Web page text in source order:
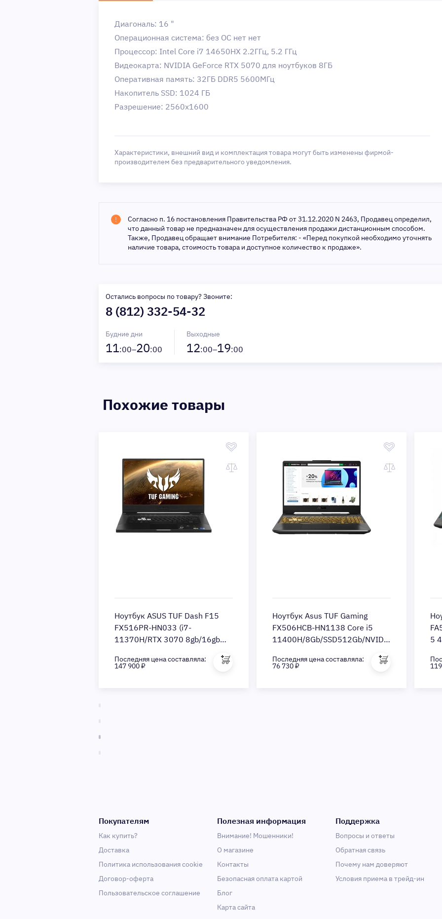
Диагональ: 16 "
Операционная система: без ОС нет нет
Процессор: Intel Core i7 14650HX 2.2ГГц, 5.2 ГГц
Видеокарта: NVIDIA GeForce RTX 5070 для ноутбуков 8ГБ
Оперативная память: 32ГБ DDR5 5600МГц
Накопитель SSD: 1024 ГБ
Разрешение: 2560x1600
Характеристики, внешний вид и комплектация товара могут быть изменены фирмой-
производителем без предварительного уведомления.
Согласно п. 16 постановления Правительства РФ от 31.12.2020 N 2463, Продавец определил,
что данный товар не предназначен для осуществления продажи дистанционным способом.
Также, Продавец обращает внимание Потребителя: - «Перед покупкой необходимо уточнять
наличие товара, стоимость товара и доступное количество к продаже».
Остались вопросы по товару? Звоните:
8 (812) 332-54-32
Будние дни
11:00–20:00
Выходные
12:00–19:00
Похожие товары
Ноутбук ASUS TUF Dash F15
FX516PR-HN033 (i7-
11370H/RTX 3070 8gb/16gb
IPS/DOS)
Последняя цена составляла:
147 900 ₽
Ноутбук Asus TUF Gaming
FX506HCB-HN1138 Core i5
11400H/8Gb/SSD512Gb/NVIDIA
4Gb/15.6/FHD
(1920x1080)/noOS/grey/WiFi/BT/Cam
Последняя цена составляла:
76 730 ₽
5
11
Покупателям
Как купить?
Доставка
Политика использования cookie
Договор-оферта
Пользовательское соглашение
Полезная информация
Внимание! Мошенники!
О магазине
Контакты
Безопасная оплата картой
Блог
Карта сайта
Поддержка
Вопросы и ответы
Обратная связь
Почему нам доверяют
Условия приема в трейд-ин